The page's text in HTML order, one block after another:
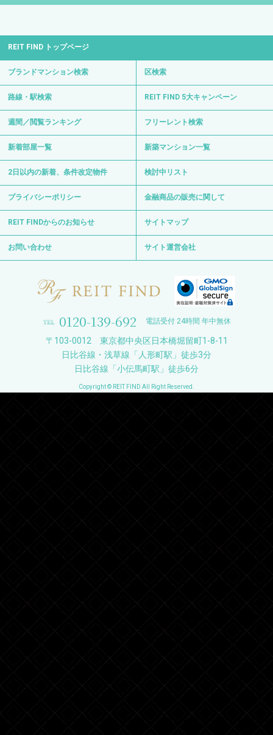
REIT FIND トップページ
ブランドマンション検索 区検索
路線・駅検索 REIT FIND 5大キャンペーン
週間／閲覧ランキング フリーレント検索
新着部屋一覧 新築マンション一覧
2日以内の新着、条件改定物件 検討中リスト
プライバシーポリシー 金融商品の販売に関して
REIT FINDからのお知らせ サイトマップ
お問い合わせ サイト運営会社
0120-139-692 電話受付 24時間 年中無休
〒103-0012 東京都中央区日本橋堀留町1-8-11
日比谷線・浅草線「人形町駅」徒歩3分
日比谷線「小伝馬町駅」徒歩6分
Copyright © REIT FIND All Right Reserved.